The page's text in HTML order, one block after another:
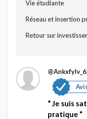
Vie étudiante
Réseau et insertion
Retour sur
Je suis
pratique